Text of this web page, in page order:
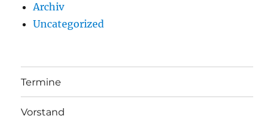
Archiv
Uncategorized
Termine
Vorstand